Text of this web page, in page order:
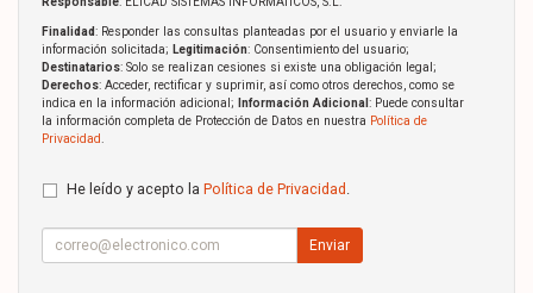
Finalidad: Responder las consultas planteadas por el usuario y enviarle la
información solicitada; Legitimación: Consentimiento del usuario;
Destinatarios: Solo se realizan cesiones si existe una obligación legal;
Derechos: Acceder, rectificar y suprimir, así como otros derechos, como se
indica en la información adicional;
Información Adicional : Puede consultar
la información completa de Protección de Datos en nuestra Política de
Privacidad
He leído y acepto la Política de Privacidad .
Enviar